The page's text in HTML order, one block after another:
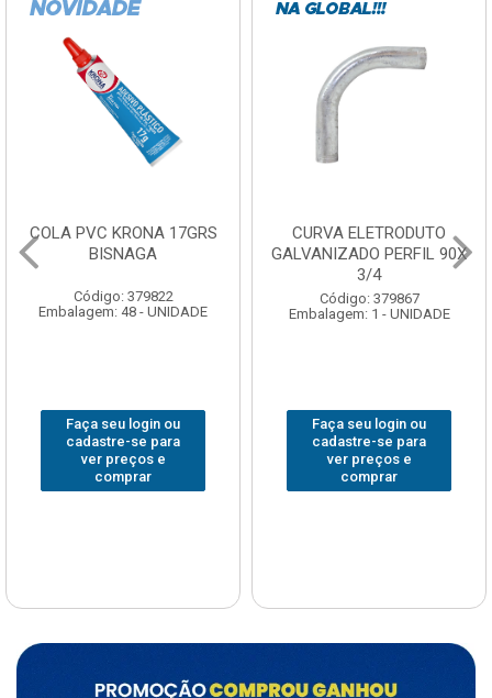
COLA PVC KRONA 17GRS
BISNAGA
Código: 379822
Embalagem: 48 - UNIDADE
Faça seu login ou
cadastre-se para
ver preços e
comprar
CURVA ELETRODUTO
GALVANIZADO PERFIL 90X
3/4
Código: 379867
Embalagem: 1 - UNIDADE
Faça seu login ou
cadastre-se para
ver preços e
comprar